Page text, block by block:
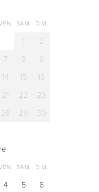
SAM. DIM.
1
2
7 8
9
14 15
16
21 22
23
28 29
30
SAM. DIM.
4 5 6